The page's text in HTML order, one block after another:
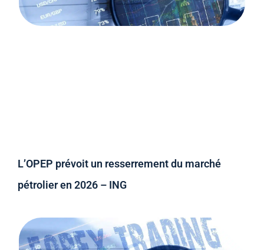
L’OPEP prévoit un resserrement du marché
pétrolier en 2026 – ING